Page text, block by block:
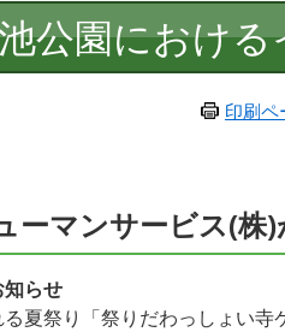
公園におけ
印刷ペ
ーマンサービス(株
らせ​
夏祭り「祭りだわっしょい